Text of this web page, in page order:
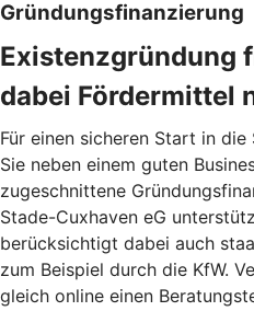
Gründungsfinanzierung
Existenzgründung
dabei Fördermittel
Für einen sicheren Start in
Sie neben einem guten
zugeschnittene
Stade-Cuxhaven eG
berücksichtigt dabei auch
zum Beispiel durch die KfW.
gleich online einen